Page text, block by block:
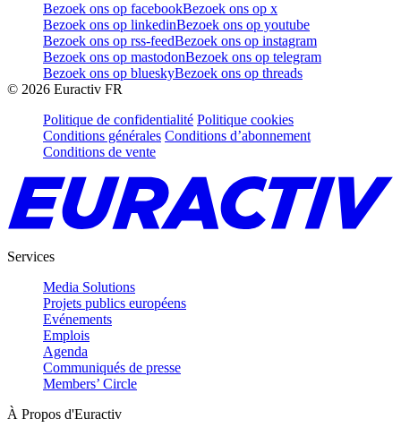
Bezoek ons op facebookBezoek ons op x
Bezoek ons op linkedinBezoek ons op youtube
Bezoek ons op rss-feedBezoek ons op instagram
Bezoek ons op mastodonBezoek ons op telegram
Bezoek ons op blueskyBezoek ons op threads
© 2026 Euractiv FR
Politique de confidentialité Politique cookies
Conditions générales Conditions d’abonnement
Conditions de vente
Services
Media Solutions
Projets publics européens
Evénements
Emplois
Agenda
Communiqués de presse
Members’ Circle
À Propos d'Euractiv